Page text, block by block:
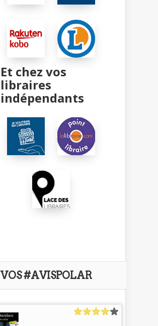
Et chez vos
libraires
indépendants
VOS #AVISPOLAR